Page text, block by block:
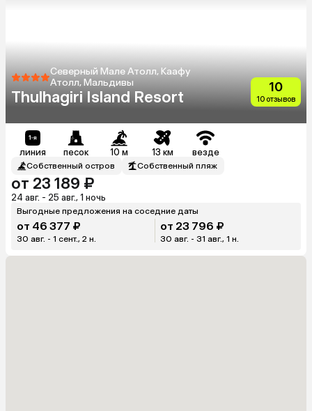
Северный Мале Атолл, Каафу
Атолл, Мальдивы
Thulhagiri Island Resort
10
10 отзывов
линия песок 10 м 13 км везде
Собственный остров Собственный пляж
от 23 189 ₽
24 авг. - 25 авг., 1 ночь
Выгодные предложения на соседние даты
от 46 377 ₽
30 авг. - 1 сент., 2 н.
от 23 796 ₽
30 авг. - 31 авг., 1 н.